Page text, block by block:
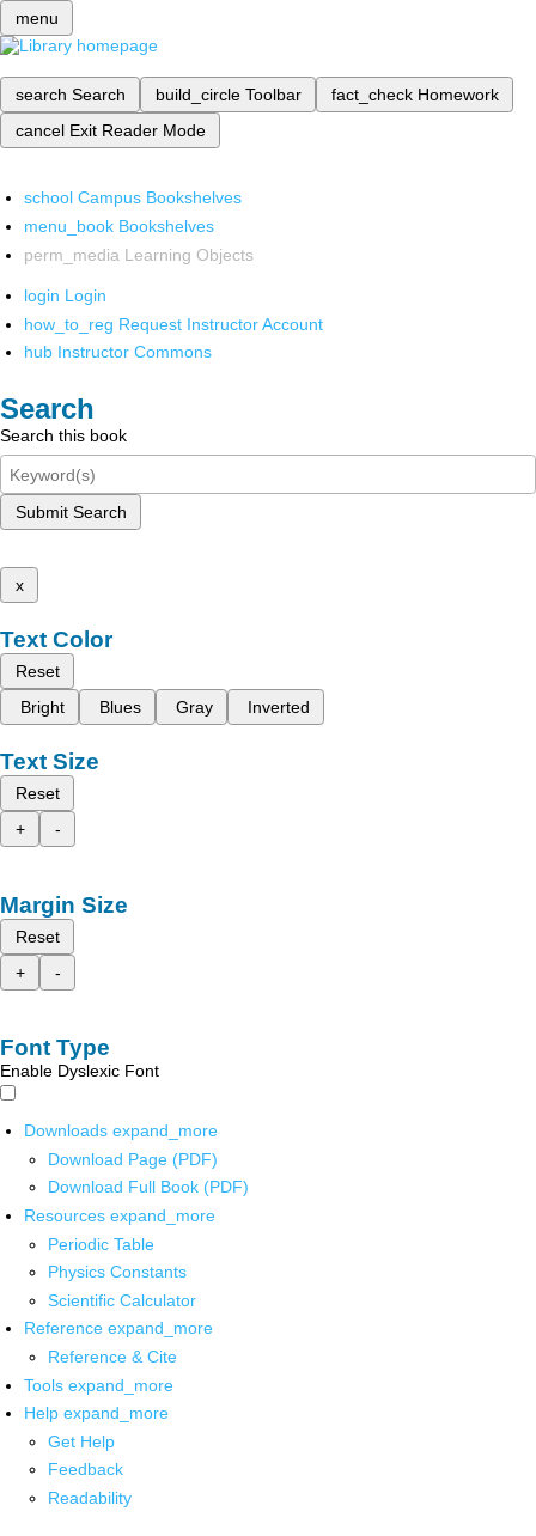
menu
search Search build_circle Toolbar fact_check Homework
cancel Exit Reader Mode
school Campus Bookshelves
menu_book Bookshelves
perm_media Learning Objects
login Login
how_to_reg Request Instructor Account
hub Instructor Commons
Search
Search this book
Submit Search
x
Text Color
Reset
Bright
Blues Gray Inverted
Text Size
Reset
+
-
Margin Size
Reset
+
-
Font Type
Enable Dyslexic Font
Downloads expand_more
Download Page (PDF)
Download Full Book (PDF)
Resources expand_more
Periodic Table
Physics Constants
Scientific Calculator
Reference expand_more
Reference & Cite
Tools expand_more
Help expand_more
Get Help
Feedback
Readability